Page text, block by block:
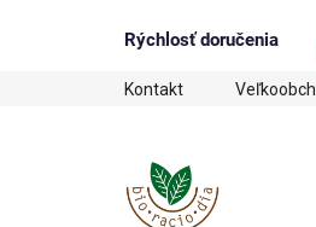
Rýchlosť doručenia
Kontakt